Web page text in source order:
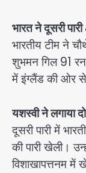
भारत ने दूसरी
भारतीय टीम ने
शुभमन गिल 91
में इंग्लैंड की ओर से
यशस्वी ने लगाया
दूसरी पारी में
की पारी खेली।
विशाखापत्तनम में